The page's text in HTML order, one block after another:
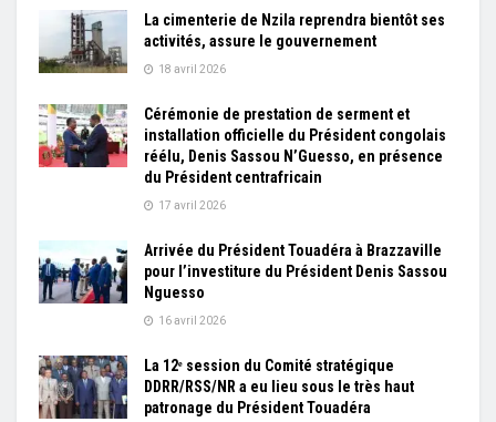
La cimenterie de Nzila reprendra bientôt ses
activités, assure le gouvernement
18 avril 2026
Cérémonie de prestation de serment et
installation officielle du Président congolais
réélu, Denis Sassou N’Guesso, en présence
du Président centrafricain
17 avril 2026
Arrivée du Président Touadéra à Brazzaville
pour l’investiture du Président Denis Sassou
Nguesso
16 avril 2026
La 12ᵉ session du Comité stratégique
DDRR/RSS/NR a eu lieu sous le très haut
patronage du Président Touadéra